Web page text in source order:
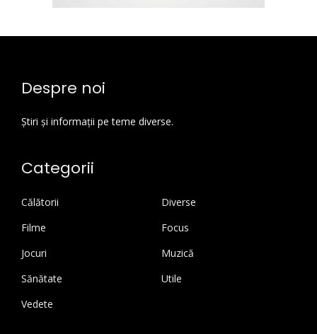
Despre noi
Știri și informații pe teme diverse.
Categorii
Călătorii
Diverse
Filme
Focus
Jocuri
Muzică
Sănătate
Utile
Vedete